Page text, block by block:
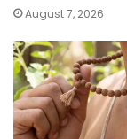
August 7, 2026